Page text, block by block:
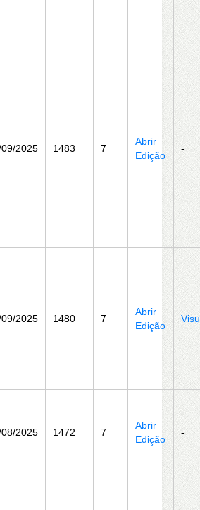
09/2025 1483 7
Abrir
Edição
-
2025 1480 7
Abrir
Edição
08/2025 1472 7
Abrir
Edição
-